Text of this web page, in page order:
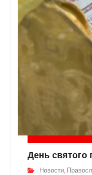
День святого
Новости,